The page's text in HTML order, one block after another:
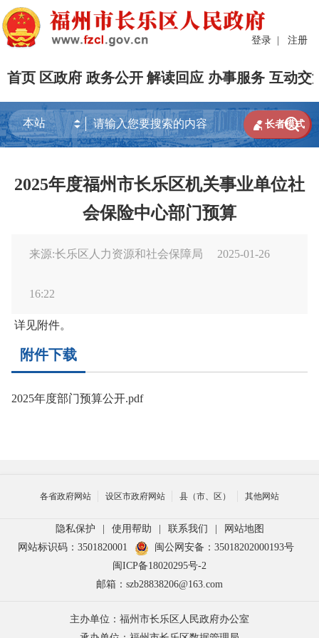
登录 | 注册
首页 区政府 政务公开 解读回应 办事服务 互动交

 长者模式
2025年度福州市长乐区机关事业单位社
会保险中心部门预算
来源:长乐区人力资源和社会保障局 2025-01-26
16:22
详见附件。
附件下载
2025年度部门预算公开.pdf
各省政府网站 设区市政府网站 县（市、区） 其他网站
隐私保护 使用帮助 联系我们
网站地图
网站标识码：3501820001
闽公网安备：35018202000193号
闽ICP备18020295号-2
邮箱：szb28838206@163.com
主办单位：福州市长乐区人民政府办公室